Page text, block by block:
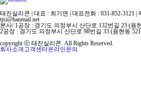
태진실리콘 | 대표 : 최기면 | 대표전화 : 031-852-3121 |
tjsi@hanmail.net
본사/ 1공장 : 경기도 의정부시 산단로 132번길 23 (용
2공장 : 경기도 의정부시 산단로 98번길 33 (용현동
copyright ⓒ 태진실리콘. All Rights Reserved.
회사소개 고객센터 온라인문의